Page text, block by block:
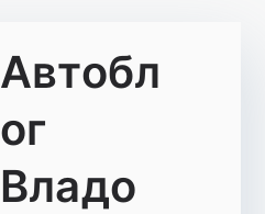
Автобл
ог
Владо